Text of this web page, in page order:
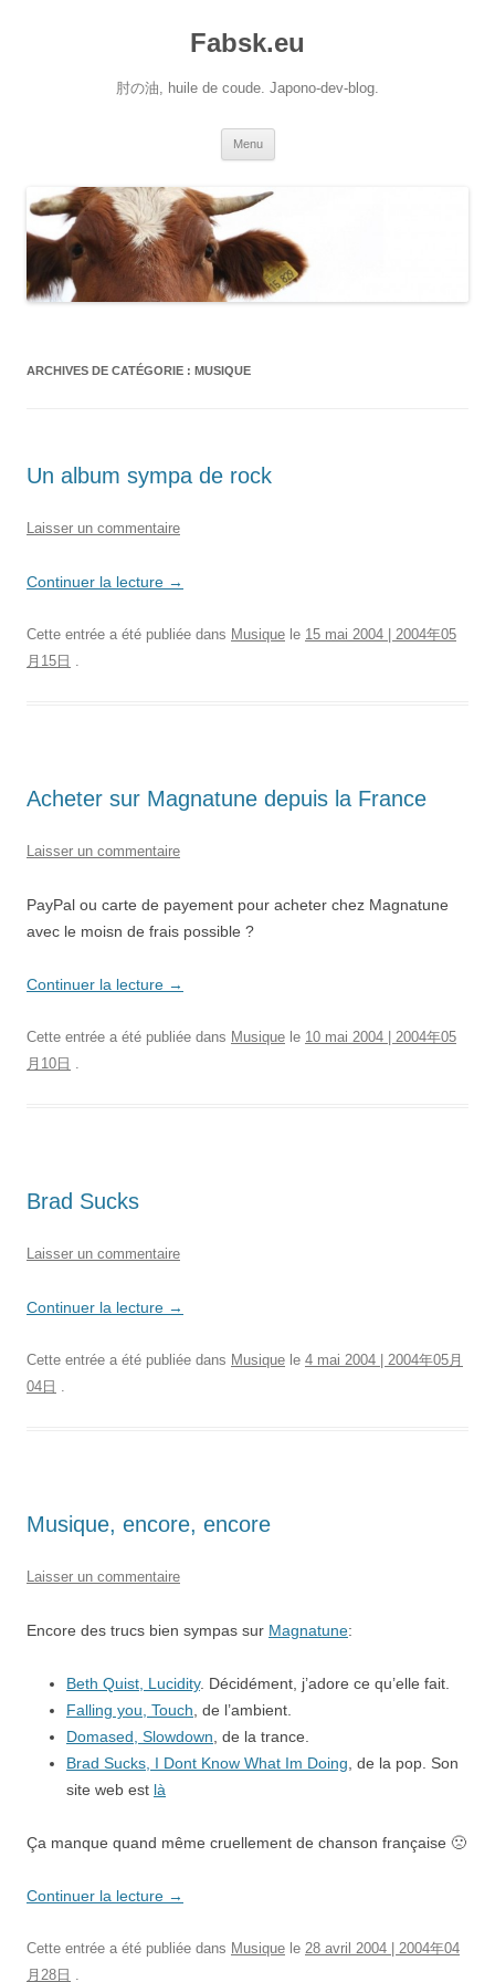
Fabsk.eu
肘の油, huile de coude. Japono-dev-blog.
Menu
ARCHIVES DE CATÉGORIE : MUSIQUE
Un album sympa de rock
Laisser un commentaire
Continuer la lecture →
Cette entrée a été publiée dans Musique le 15 mai 2004 | 2004年05
月15日
Acheter sur Magnatune depuis la France
Laisser un commentaire
PayPal ou carte de payement pour acheter chez Magnatune
avec le moisn de frais possible ?
Continuer la lecture →
Cette entrée a été publiée dans Musique le 10 mai 2004 | 2004年05
月10日
Brad Sucks
Laisser un commentaire
Continuer la lecture →
Cette entrée a été publiée dans Musique le 4 mai 2004 | 2004年05月
04日
Musique, encore, encore
Laisser un commentaire
Encore des trucs bien sympas sur Magnatune:
Beth Quist, Lucidity. Décidément, j’adore ce qu’elle fait.
Falling you, Touch , de l’ambient.
Domased, Slowdown , de la trance.
Brad Sucks, I Dont Know What Im Doing , de la pop. Son
site web est là
Ça manque quand même cruellement de chanson française 🙁
Continuer la lecture →
Cette entrée a été publiée dans Musique le 28 avril 2004 | 2004年04
月28日